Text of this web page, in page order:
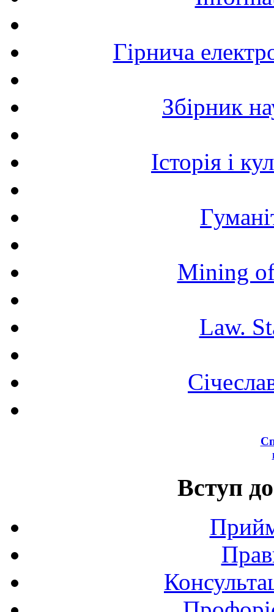
Гірнича
Збірник
Історія і
Mining
Law.
Вступ